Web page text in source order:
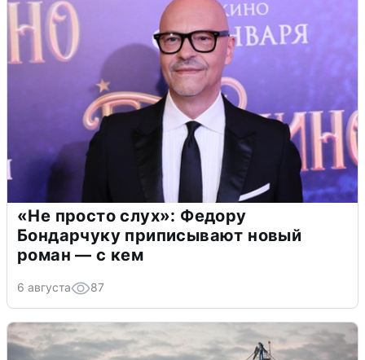
«Не просто слух»: Федору
Бондарчуку приписывают новый
роман — с кем
6 августа 87